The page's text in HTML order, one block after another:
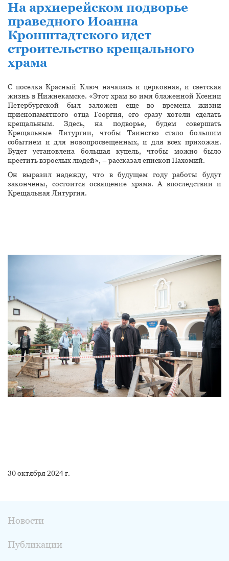
На архиерейском подворье
праведного Иоанна
Кронштадтского идет
строительство крещального
храма
С поселка Красный Ключ началась и церковная, и светская
жизнь в Нижнекамске. «Этот храм во имя блаженной Ксении
Петербургской был заложен еще во времена жизни
приснопамятного отца Георгия, его сразу хотели сделать
крещальным. Здесь, на подворье, будем совершать
Крещальные Литургии, чтобы Таинство стало большим
событием и для новопросвещенных, и для всех прихожан.
Будет установлена большая купель, чтобы можно было
крестить взрослых людей», – рассказал епископ Пахомий.
Он выразил надежду, что в будущем году работы будут
закончены, состоится освящение храма. А впоследствии и
Крещальная Литургия.
30 октября 2024 г.
Новости
Публикации